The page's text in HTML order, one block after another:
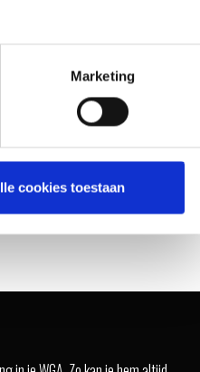
Marketing
cookies toestaan